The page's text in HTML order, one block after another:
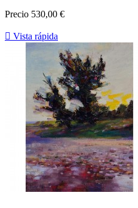
Precio 530,00 €
 Vista rápida